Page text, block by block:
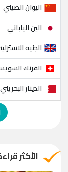
اليوان الصيني
الين الياباني
الجنيه
الفرنك
الدينار البحريني
الدولار
الريال القطري
الدينار الأردني
الأكثر